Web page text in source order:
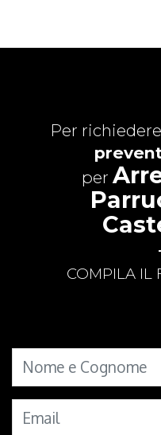
Per
per
COMPILA IL